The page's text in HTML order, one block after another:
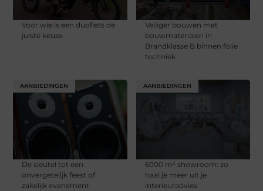
Voor wie is een duofiets de
juiste keuze
Veiliger bouwen met
bouwmaterialen in
Brandklasse B binnen folie
techniek
AANBIEDINGEN
De sleutel tot een
onvergetelijk feest of
zakelijk evenement
AANBIEDINGEN
6000 m² showroom: zo
haal je meer uit je
interieuradvies